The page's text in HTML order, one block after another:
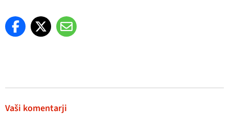
Vaši komentarji